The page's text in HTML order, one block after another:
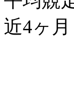
近4ヶ月